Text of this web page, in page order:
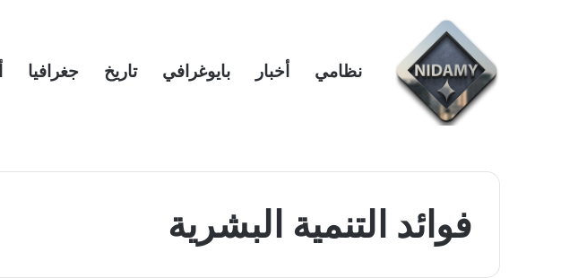
نظامي أخبار بايوغرافي تاريخ جغرافيا
فوائد التنمية البشرية